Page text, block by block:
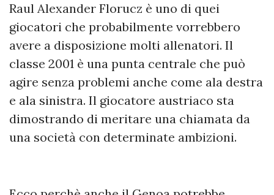
Raul Alexander Florucz è uno di quei
giocatori che probabilmente vorrebbero
avere a disposizione molti allenatori. Il
classe 2001 è una punta centrale che può
agire senza problemi anche come ala destra
e ala sinistra. Il giocatore austriaco sta
dimostrando di meritare una chiamata da
una società con determinate ambizioni.